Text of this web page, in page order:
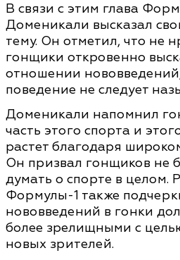
В связи с этим глава
Доменикали высказал
тему. Он отметил, что не
гонщики откровенно
отношении
поведение не следует
Доменикали напомнил
часть этого спорта и
растет благодаря
Он призвал гонщиков не
думать о спорте в целом.
Формулы-1 также
нововведений в гонки
более зрелищными с
новых зрителей.